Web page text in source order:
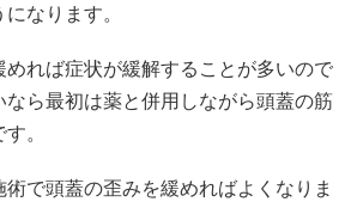
なります。
めれば症状が緩解することが多いので
なら最初は薬と併用しながら頭蓋の筋
。
で頭蓋の歪みを緩めればよくなりま